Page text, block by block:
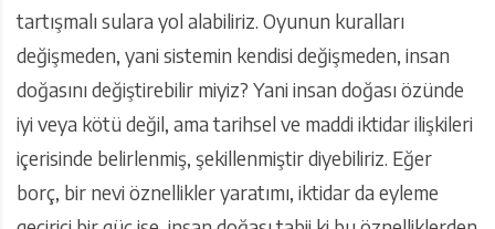
tartışmalı sulara yol alabiliriz. Oyunun kuralları
değişmeden, yani sistemin kendisi değişmeden, insan
doğasını değiştirebilir miyiz? Yani insan doğası özünde
iyi veya kötü değil, ama tarihsel ve maddi iktidar ilişkileri
içerisinde belirlenmiş, şekillenmiştir diyebiliriz. Eğer
borç, bir nevi öznellikler yaratımı, iktidar da eyleme